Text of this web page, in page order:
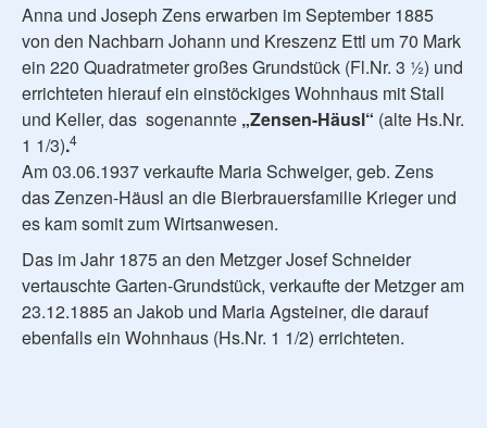
Anna und Joseph Zens erwarben im September 1885
von den Nachbarn Johann und Kreszenz Ettl um 70 Mark
ein 220 Quadratmeter großes Grundstück (Fl.Nr. 3 ½) und
errichteten hierauf ein einstöckiges Wohnhaus mit Stall
und Keller, das sogenannte „Zensen-Häusl“ (alte Hs.Nr.
1 1/3).4
Am 03.06.1937 verkaufte Maria Schweiger, geb. Zens
das Zenzen-Häusl an die Bierbrauersfamilie Krieger und
es kam somit zum Wirtsanwesen.
Das im Jahr 1875 an den Metzger Josef Schneider
vertauschte Garten-Grundstück, verkaufte der Metzger am
23.12.1885 an Jakob und Maria Agsteiner, die darauf
ebenfalls ein Wohnhaus (Hs.Nr. 1 1/2) errichteten.